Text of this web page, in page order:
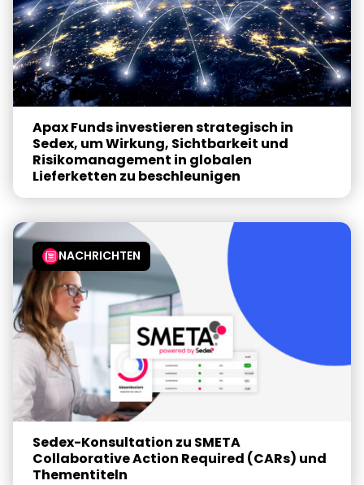
Apax Funds investieren strategisch in
Sedex, um Wirkung, Sichtbarkeit und
Risikomanagement in globalen
Lieferketten zu beschleunigen
NACHRICHTEN
Sedex-Konsultation zu SMETA
Collaborative Action Required (CARs) und
Thementiteln